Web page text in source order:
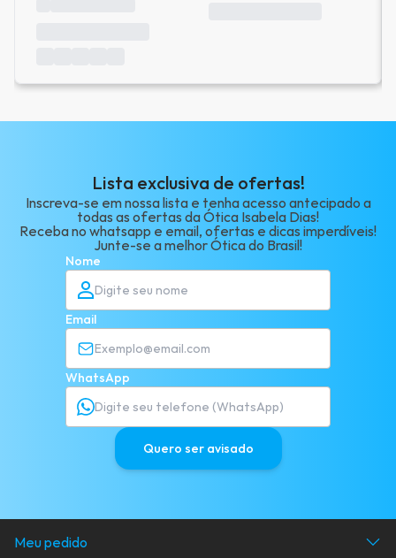
Lista exclusiva de ofertas!
Inscreva-se em nossa lista e tenha acesso antecipado a
todas as ofertas da Ótica Isabela Dias!
Receba no whatsapp e email, ofertas e dicas imperdíveis!
Junte-se a melhor Ótica do Brasil!
Nome
Email
WhatsApp
Quero ser avisado
Meu pedido